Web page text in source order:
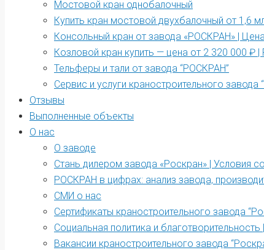
Мостовой кран однобалочный
Купить кран мостовой двухбалочный от 1,6
Консольный кран от завода «РОСКРАН» |
Козловой кран купить — цена от 2 320 000 ₽
Тельферы и тали от завода “РОСКРАН”
Сервис и услуги краностроительного завода
Отзывы
Выполненные объекты
О нас
О заводе
Стань дилером завода «Роскран» | Условия
РОСКРАН в цифрах: анализ завода,
СМИ о нас
Сертификаты краностроительного завода
Социальная политика и
Вакансии краностроительного завода